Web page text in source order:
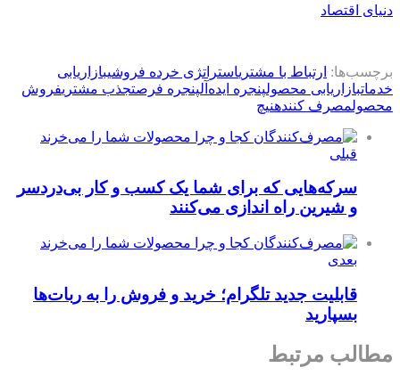
دنیای اقتصاد
برچسب‌ها: ارتباط با مشتریاستراتژی خرده فروشیبازاریابی
خدماتبازاریابی محصولپنجره ایده‌آلپنجره فرصتجذب مشتریفروش
محصولمصرف کنندهنیچ
قبلی
سرکه‌هایی که برای شما یک کسب و کار بی‌دردسر
و شیرین راه اندازی می‌کنند
بعدی
قابلیت جدید تلگرام؛ خرید و فروش را به ربات‌ها
بسپارید
مطالب مرتبط